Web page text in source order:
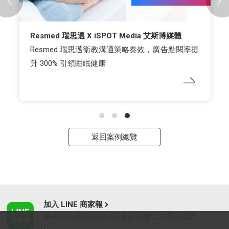
Resmed 瑞思邁 X iSPOT Media 艾斯博媒體
Resmed 瑞思邁衛教溝通策略奏效，廣告點閱率提
升 300% 引領睡眠健康
返回案例總覽
加入 LINE 商家報